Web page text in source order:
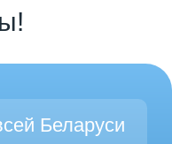
Беларуси